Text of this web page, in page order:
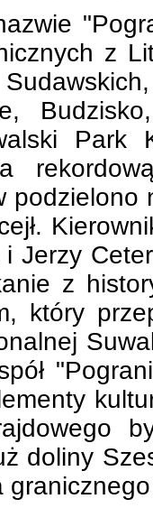
z
Park
podzielono
Jerzy
z
który
doliny